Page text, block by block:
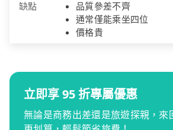
缺點
品質參差不齊
通常僅能乘坐四位
價格貴
立即享 95 折專屬優惠
無論是商務出差還是旅遊探親，來